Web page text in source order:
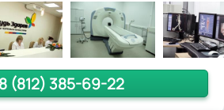
8 (812) 385-69-22